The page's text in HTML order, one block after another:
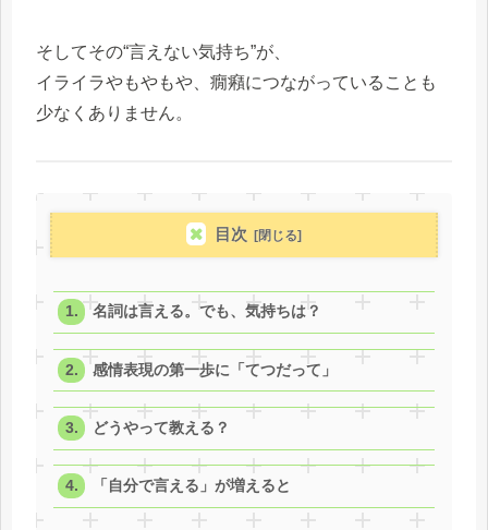
そしてその“言えない気持ち”が、
イライラやもやもや、癇癪につながっていることも
少なくありません。
目次
名詞は言える。でも、気持ちは？
感情表現の第一歩に「てつだって」
どうやって教える？
「自分で言える」が増えると